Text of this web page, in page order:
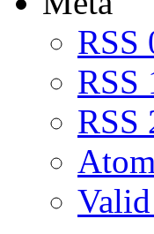
RSS
RSS
RSS
Valid